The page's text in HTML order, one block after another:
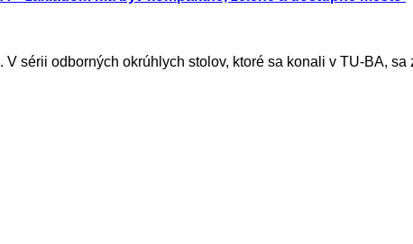
sérii odborných okrúhlych stolov, ktoré sa konali v TU-BA, sa